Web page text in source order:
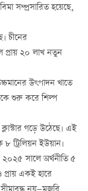
সম্প্রসারিত হয়েছে,
চীনের
প্রায় ২০ লাখ নতুন
উৎপাদন খাতে
শুরু করে শিল্প
গড়ে উঠেছে। এই
ট্রিলিয়ন ইউয়ান।
সালে অর্থনীতি ৫
একই হারে